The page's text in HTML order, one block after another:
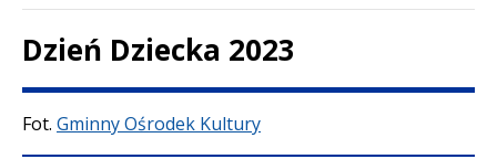
Dzień Dziecka 2023
Treść
Fot. Gminny Ośrodek Kultury